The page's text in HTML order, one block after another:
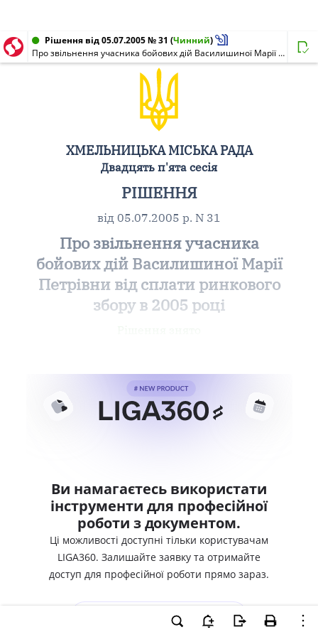
Рішення від 05.07.2005 № 31 (Чинний)
Про звільнення учасника бойових дій Василишиної Марії Петрівни від сплати ринкового збору в 2005 році
ХМЕЛЬНИЦЬКА МІСЬКА РАДА
Двадцять п'ята сесія
РІШЕННЯ
від 05.07.2005 р. N 31
Про звільнення учасника
бойових дій Василишиної Марії
Петрівни від сплати ринкового
збору в 2005 році
Ви намагаєтесь використати
інструменти для професійної
роботи з документом.
Ці можливості доступні тільки користувачам
LIGA360. Залишайте заявку та отримайте
доступ для професійної роботи прямо зараз.
ВХІД ДЛЯ КОРИСТУВАЧІВ LIGA360